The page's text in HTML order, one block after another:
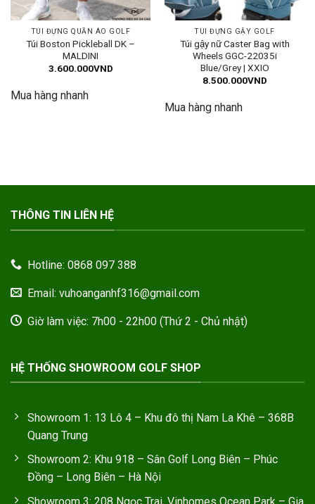
TÚI ĐỰNG QUẦN ÁO GOLF
Túi Boston Pickleball DK –
MALDINI
3.600.000VND
Mua hàng nhanh
TÚI ĐỰNG GẬY GOLF
Túi gậy nữ Caster Bag with
Wheels GGC-22035i
Blue/Grey | XXIO
8.500.000VND
Mua hàng nhanh
THÔNG TIN LIÊN HỆ
Hotline: 0868 097 388
Email: vuhoanganhf316@gmail.com
Giờ làm việc: 7h00 - 22h00 (Thứ 2 - Chủ nhật)
HỆ THỐNG SHOWROOM GOLF SHOP
Showroom 1: 13 Lô 4 – Khu đô thị Nam La Khê – 368B
Quang Trung
Showroom 2: Khu 918 – Sân Golf Long Biên – Phúc
Đồng – Long Biên – Hà Nội